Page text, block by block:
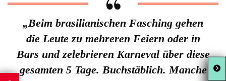
„Beim brasilianischen Fasching gehen
die Leute zu mehreren Feiern oder in
Bars und zelebrieren Karneval über diese
gesamten 5 Tage. Buchstäblich. Manche